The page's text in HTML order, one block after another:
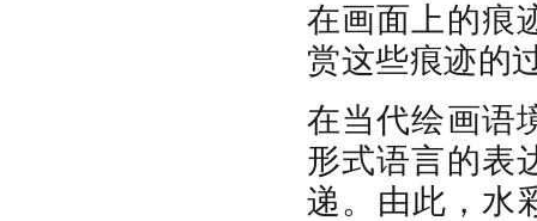
在画面上的痕
赏这些痕迹的
在当代绘画语
形式语言的表
递。由此，水